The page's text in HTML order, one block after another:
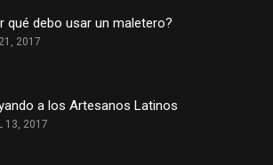
qué debo usar un maletero?
2017
a los Artesanos Latinos
13, 2017